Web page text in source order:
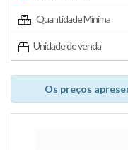
Quantidade Mínima
Unidade de venda
Os preços